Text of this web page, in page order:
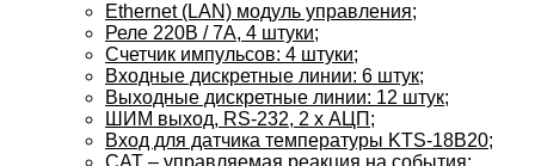
Ethernet (LAN) модуль управления;
Реле 220В / 7А, 4 штуки;
Счетчик импульсов: 4 штуки;
Входные дискретные линии: 6 штук;
Выходные дискретные линии: 12 штук;
ШИМ выход, RS-232, 2 x АЦП;
Вход для датчика температуры KTS-18B20;